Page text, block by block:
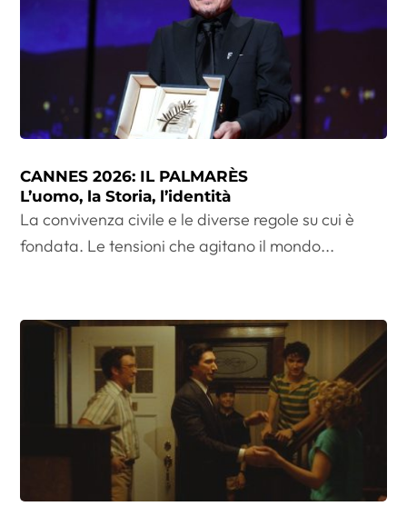
CANNES 2026: IL PALMARÈS
L’uomo, la Storia, l’identità
La convivenza civile e le diverse regole su cui è
fondata. Le tensioni che agitano il mondo...